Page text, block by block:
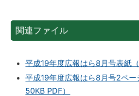
関連ファイル
平成19年度広報はら8月号表紙（
平成19年度広報はら8月号2ペ
50KB PDF）